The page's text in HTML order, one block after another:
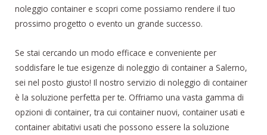
noleggio container e scopri come possiamo rendere il tuo
prossimo progetto o evento un grande successo.
Se stai cercando un modo efficace e conveniente per
soddisfare le tue esigenze di noleggio di container a Salerno,
sei nel posto giusto! Il nostro servizio di noleggio di container
è la soluzione perfetta per te. Offriamo una vasta gamma di
opzioni di container, tra cui container nuovi, container usati e
container abitativi usati che possono essere la soluzione